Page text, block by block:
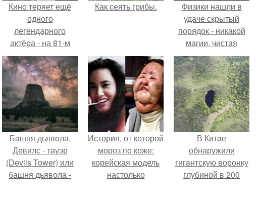
Кино теряет ещё
одного
легендарного
актёра - на 81-м
году жизни не стало
Винсента пасторе.
Как сеять грибы.
Физики нашли в
удаче скрытый
порядок - никакой
магии, чистая
квантовая
механика.
Башня дьявола.
Девилс - тауэр
(Devils Tower) или
башня дьявола -
История, от которой
мороз по коже:
корейская модель
настолько
В Китaе
обнаружили
гигaнтскую воронку
глубиной в 200